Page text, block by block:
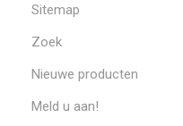
Sitemap
Zoek
Nieuwe producten
Meld u aan!